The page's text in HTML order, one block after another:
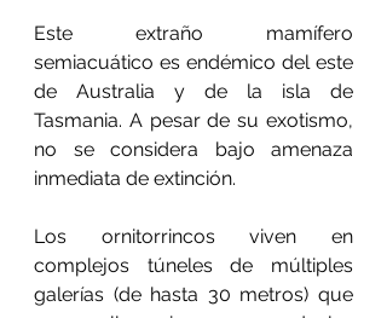
Este extraño mamífero
semiacuático es endémico del este
de Australia y de la isla de
Tasmania. A pesar de su exotismo,
no se considera bajo amenaza
inmediata de extinción.
Los ornitorrincos viven en
complejos túneles de múltiples
galerías (de hasta 30 metros) que